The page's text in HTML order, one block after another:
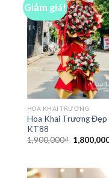
Giảm giá!
HOA KHAI TRƯƠNG
Hoa Khai Trương Đẹp
KT88
1,900,000₫ Giá
gốc